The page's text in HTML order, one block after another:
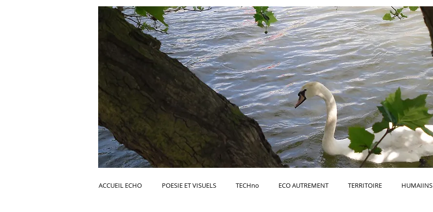
ACCUEIL ECHO POESIE ET VISUELS TECHno ECO AUTREMENT TERRITOIRE HUMAIINS